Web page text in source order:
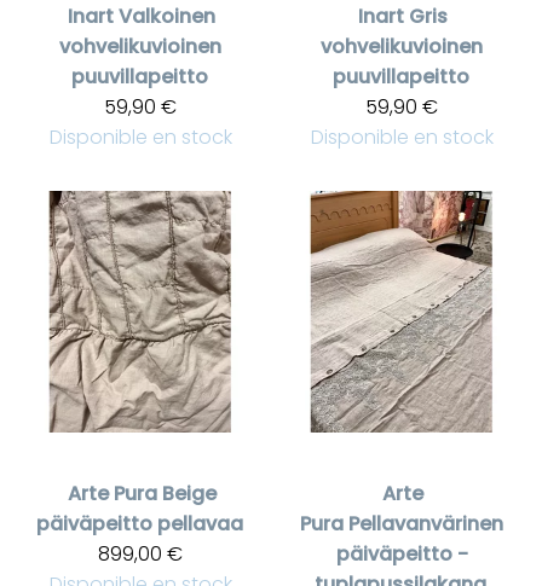
InartValkoinen
vohvelikuvioinen
puuvillapeitto
59,90 €
Disponible en stock
Inart Gris
vohvelikuvioinen
puuvillapeitto
59,90 €
Disponible en stock
Arte Pura Beige
päiväpeitto pellavaa
899,00 €
Arte
Pura Pellavanvärinen
päiväpeitto -